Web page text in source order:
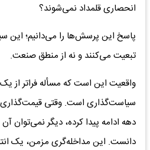
انحصاری قلمداد نمی‌شوند؟
پاسخ این پرسش‌ها را می‌دانیم؛ این
تبعیت می‌کنند و نه از منطق صنعت.
واقعیت این است که مسأله فراتر از یک
سیاست‌گذاری است. وقتی قیمت‌گذاری
دهه ادامه پیدا کرده، دیگر نمی‌توان
دانست. این مداخله‌گری مزمن، یک